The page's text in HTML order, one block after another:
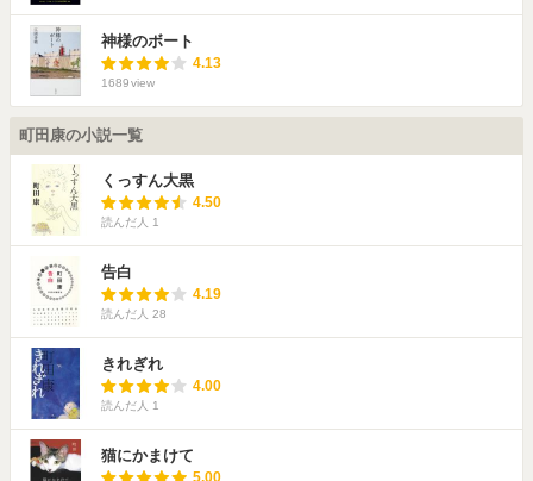
神様のボート
4.13
1689view
町田康の小説一覧
くっすん大黒
4.50
読んだ人 1
告白
4.19
読んだ人 28
きれぎれ
4.00
読んだ人 1
猫にかまけて
5.00